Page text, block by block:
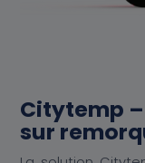
Citytemp
sur